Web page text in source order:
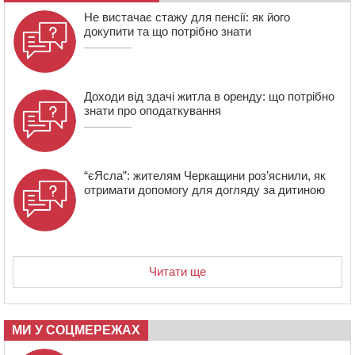
зерна нового врожаю
13:40
На Кам’янщині сталася масштабна пожежа
сміттєзвалища
Не вистачає стажу для пенсії: як його
докупити та що потрібно знати
Доходи від здачі житла в оренду: що потрібно
знати про оподаткування
“єЯсла”: жителям Черкащини роз’яснили, як
отримати допомогу для догляду за дитиною
Читати ще
МИ У СОЦМЕРЕЖАХ